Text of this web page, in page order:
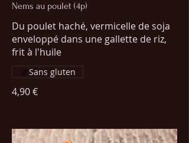
Nems au poulet (4p)
Du poulet haché, vermicelle de soja
enveloppé dans une gallette de riz,
frit à l'huile
4,90 €
Sans gluten